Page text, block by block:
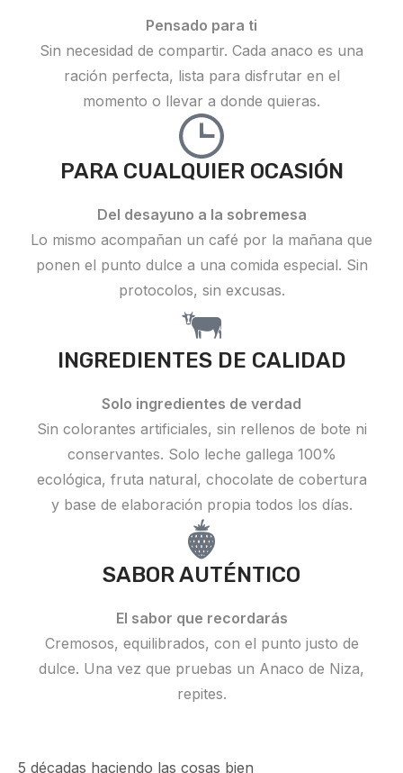
Pensado para ti
Sin necesidad de compartir. Cada anaco es una
ración perfecta, lista para disfrutar en el
momento o llevar a donde quieras.
PARA CUALQUIER OCASIÓN
Del desayuno a la sobremesa
Lo mismo acompañan un café por la mañana que
ponen el punto dulce a una comida especial. Sin
protocolos, sin excusas.
INGREDIENTES DE CALIDAD
Solo ingredientes de verdad
Sin colorantes artificiales, sin rellenos de bote ni
conservantes. Solo leche gallega 100%
ecológica, fruta natural, chocolate de cobertura
y base de elaboración propia todos los días.
SABOR AUTÉNTICO
El sabor que recordarás
Cremosos, equilibrados, con el punto justo de
dulce. Una vez que pruebas un Anaco de Niza,
repites.
5 décadas haciendo las cosas bien